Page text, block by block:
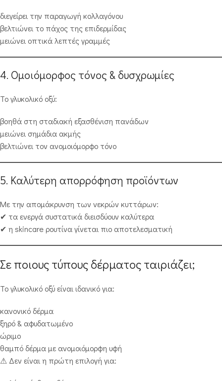
διεγείρει την παραγωγή κολλαγόνου
βελτιώνει το πάχος της επιδερμίδας
μειώνει οπτικά λεπτές γραμμές
4. Ομοιόμορφος τόνος & δυσχρωμίες
Το γλυκολικό οξύ:
βοηθά στη σταδιακή εξασθένιση πανάδων
μειώνει σημάδια ακμής
βελτιώνει τον ανομοιόμορφο τόνο
5. Καλύτερη απορρόφηση προϊόντων
Με την απομάκρυνση των νεκρών κυττάρων:
✔ τα ενεργά συστατικά διεισδύουν καλύτερα
✔ η skincare ρουτίνα γίνεται πιο αποτελεσματική
Σε ποιους τύπους δέρματος ταιριάζει;
Το γλυκολικό οξύ είναι ιδανικό για:
κανονικό δέρμα
ξηρό & αφυδατωμένο
ώριμο
θαμπό δέρμα με ανομοιόμορφη υφή
⚠ Δεν είναι η πρώτη επιλογή για: